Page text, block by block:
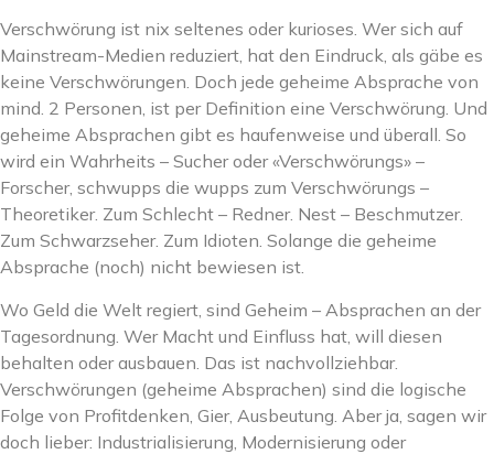
Verschwörung ist nix seltenes oder kurioses. Wer sich auf
Mainstream-Medien reduziert, hat den Eindruck, als gäbe es
keine Verschwörungen. Doch jede geheime Absprache von
mind. 2 Personen, ist per Definition eine Verschwörung. Und
geheime Absprachen gibt es haufenweise und überall. So
wird ein Wahrheits – Sucher oder «Verschwörungs» –
Forscher, schwupps die wupps zum Verschwörungs –
Theoretiker. Zum Schlecht – Redner. Nest – Beschmutzer.
Zum Schwarzseher. Zum Idioten. Solange die geheime
Absprache (noch) nicht bewiesen ist.
Wo Geld die Welt regiert, sind Geheim – Absprachen an der
Tagesordnung. Wer Macht und Einfluss hat, will diesen
behalten oder ausbauen. Das ist nachvollziehbar.
Verschwörungen (geheime Absprachen) sind die logische
Folge von Profitdenken, Gier, Ausbeutung. Aber ja, sagen wir
doch lieber: Industrialisierung, Modernisierung oder